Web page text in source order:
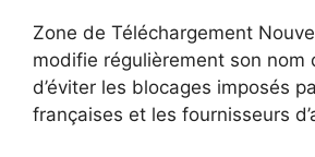
Zone de Téléchargement
modifie régulièrement son nom
d’éviter les blocages imposés
françaises et les fournisseurs